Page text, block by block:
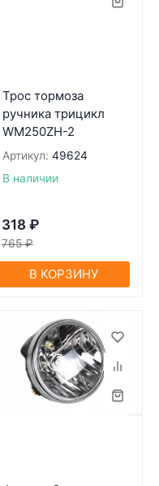
Трос тормоза
ручника трицикл
WM250ZH-2
Артикул: 49624
В наличии
318 ₽
765 ₽
В КОРЗИНУ